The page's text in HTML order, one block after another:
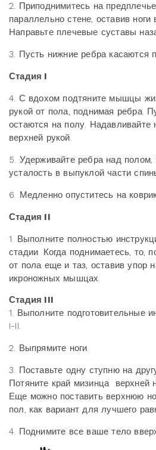
2. Приподнимитесь на
параллельно стене, оставив ноги
Направьте плечевые суставы
3. Пусть нижние ребра касаются
Стадия I
4. С вдохом подтяните мышцы
рукой от пола, поднимая ребра.
остаются на полу. Надавливайте
верхней рукой.
5. Удерживайте ребра над полом,
усталость в выпуклой части
6. Медленно опуститесь на
Стадия II
1. Выполните полностью
стадии. Когда поднимаетесь, то,
от пола еще и таз, оставив упор
икроножных мышцах.
Стадия III
1. Выполните подготовительные
I-II.
2. Выпрямите ноги.
3. Поставьте одну ступню на
Потяните край мизинца верхней
Еще можно поставить верхнюю
пол, как вариант для лучшего
4. Поднимите все ваше тело